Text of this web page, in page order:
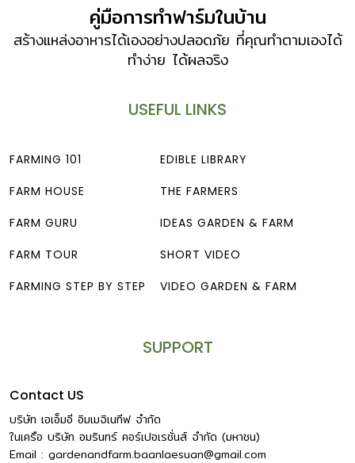
คู่มือการทำฟาร์มในบ้าน
สร้างแหล่งอาหารได้เองอย่างปลอดภัย ที่คุณทำตามเองได้
ทำง่าย ได้ผลจริง
USEFUL LINKS
FARMING 101
FARM HOUSE
FARM GURU
FARM TOUR
FARMING STEP BY STEP
EDIBLE LIBRARY
THE FARMERS
IDEAS GARDEN & FARM
SHORT VIDEO
VIDEO GARDEN & FARM
SUPPORT
Contact US
บริษัท เอเอ็มอี อิมเมจิเนทีฟ จำกัด
ในเครือ บริษัท อมรินทร์ คอร์เปอเรชั่นส์ จำกัด (มหาชน)
Email : gardenandfarm.baanlaesuan@gmail.com